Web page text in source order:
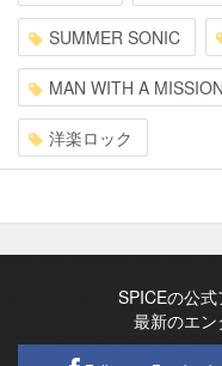
SUMMER SONIC
MAN WITH A MISSION
洋楽ロック
SPICEの公
最新のエン